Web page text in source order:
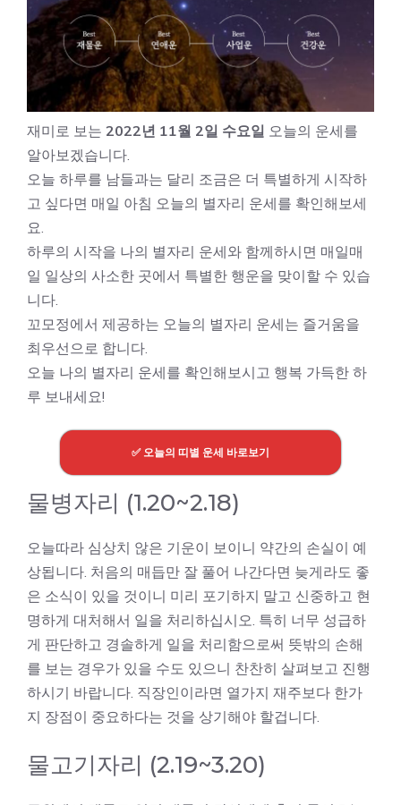
재미로 보는 2022년 11월 2일 수요일 오늘의 운세를
알아보겠습니다.
오늘 하루를 남들과는 달리 조금은 더 특별하게 시작하
고 싶다면 매일 아침 오늘의 별자리 운세를 확인해보세
요.
하루의 시작을 나의 별자리 운세와 함께하시면 매일매
일 일상의 사소한 곳에서 특별한 행운을 맞이할 수 있습
니다.
꼬모정에서 제공하는 오늘의 별자리 운세는 즐거움을
최우선으로 합니다.
오늘 나의 별자리 운세를 확인해보시고 행복 가득한 하
루 보내세요!
✅ 오늘의 띠별 운세 바로보기
물병자리 (1.20~2.18)
오늘따라 심상치 않은 기운이 보이니 약간의 손실이 예
상됩니다. 처음의 매듭만 잘 풀어 나간다면 늦게라도 좋
은 소식이 있을 것이니 미리 포기하지 말고 신중하고 현
명하게 대처해서 일을 처리하십시오. 특히 너무 성급하
게 판단하고 경솔하게 일을 처리함으로써 뜻밖의 손해
를 보는 경우가 있을 수도 있으니 찬찬히 살펴보고 진행
하시기 바랍니다. 직장인이라면 열가지 재주보다 한가
지 장점이 중요하다는 것을 상기해야 할겁니다.
물고기자리 (2.19~3.20)